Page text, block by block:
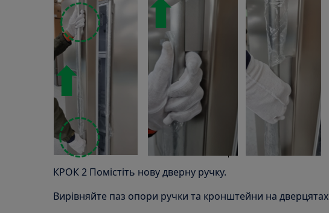
КРОК 2 Помістіть нову дверну ручку.
Вирівняйте паз опори ручки та кронштейни на дверцятах